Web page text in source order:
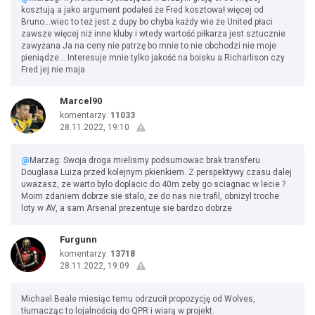
kosztują a jako argument podałeś że Fred kosztował więcej od
Bruno...wiec to też jest z dupy bo chyba każdy wie że United płaci
zawsze więcej niż inne kluby i wtedy wartość piłkarza jest sztucznie
zawyżana Ja na ceny nie patrzę bo mnie to nie obchodzi nie moje
pieniądze... Interesuje mnie tylko jakość na boisku a Richarlison czy
Fred jej nie maja
Marcel90
komentarzy: 11033
28.11.2022, 19:10
@ Marzag: Swoja droga mielismy podsumowac brak transferu
Douglasa Luiza przed kolejnym pkienkiem. Z perspektywy czasu dalej
uwazasz, ze warto bylo doplacic do 40m zeby go sciagnac w lecie ?
Moim zdaniem dobrze sie stalo, ze do nas nie trafil, obnizyl troche
loty w AV, a sam Arsenal prezentuje sie bardzo dobrze
Furgunn
komentarzy: 13718
28.11.2022, 19:09
Michael Beale miesiąc temu odrzucił propozycję od Wolves,
tłumacząc to lojalnością do QPR i wiarą w projekt.